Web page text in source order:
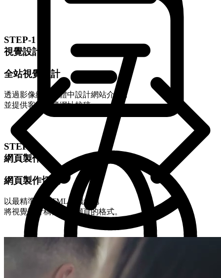
STEP-1
視覺設計
全站視覺設計
透過影像編輯軟體中設計網站介面，
並提供客戶預覽網址校稿。
STEP-2
網頁製作
網頁製作切版
以最精準的 HTML標籤結構
將視覺設計稿轉換成網頁的格式。